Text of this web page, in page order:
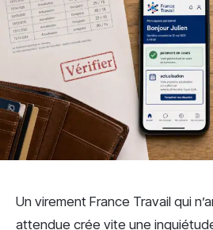
Un virement France Travail qui
attendue crée vite une